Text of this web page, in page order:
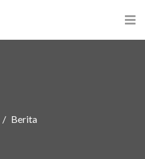
Berita